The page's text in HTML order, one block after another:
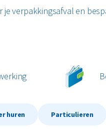
Perscontainers
je verpakkingsafval en
huren Particulieren